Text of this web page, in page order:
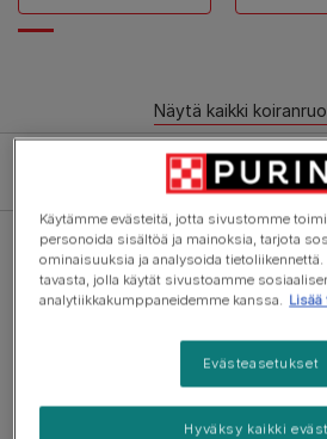
Näytä kaikki
Suodata:
Kuivaruoka
PRO PLAN®
Käytämme evästeitä, jotta sivustomme
personoida sisältöä ja mainoksia, tarjota
ominaisuuksia ja analysoida
tavasta, jolla käytät sivustoamme
analytiikkakumppaneidemme kanssa. Lisää
Evästeasetukset
Hyväksy kaikki